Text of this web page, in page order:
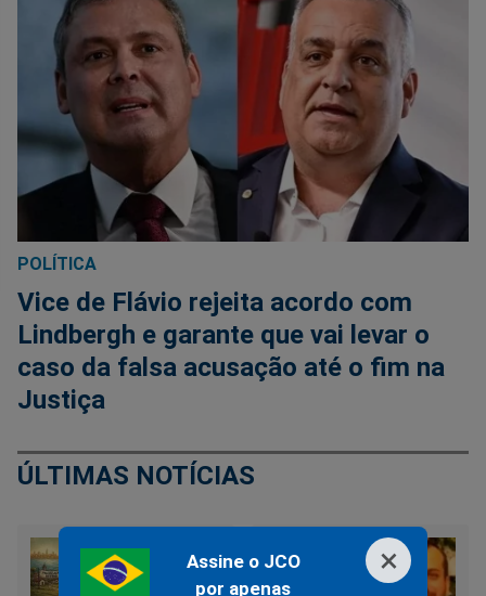
×
Assine o JCO
por apenas
POLÍTICA
Vice de Flávio rejeita acordo com
Lindbergh e garante que vai levar o
caso da falsa acusação até o fim na
Justiça
ÚLTIMAS NOTÍCIAS